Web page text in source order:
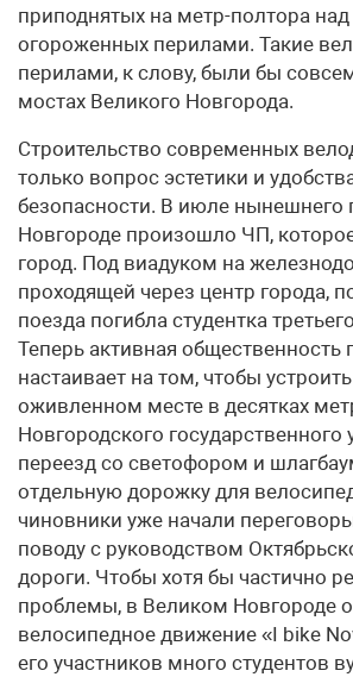
приподнятых на метр-полтора
огороженных перилами. Такие
перилами, к слову, были бы
мостах Великого Новгорода.
Строительство современных
только вопрос эстетики и
безопасности. В июле нынешнего
Новгороде произошло ЧП,
город. Под виадуком на
проходящей через центр города,
поезда погибла студентка
Теперь активная общественность
настаивает на том, чтобы
оживленном месте в десятках
Новгородского государственного
переезд со светофором и
отдельную дорожку для
чиновники уже начали
поводу с руководством
дороги. Чтобы хотя бы частично
проблемы, в Великом Новгороде
велосипедное движение «I bike
его участников много студентов